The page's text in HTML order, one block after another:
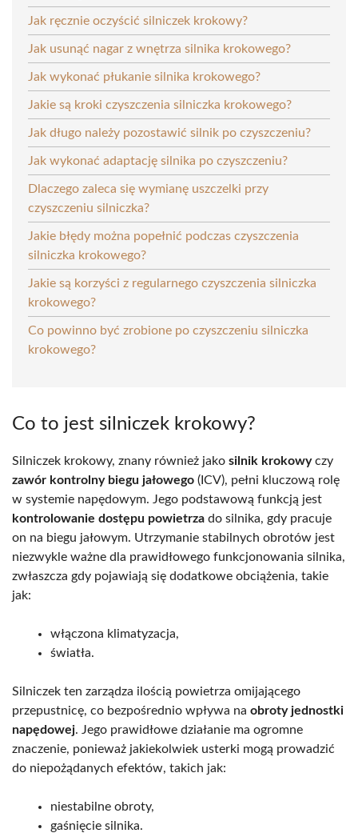
Jak ręcznie oczyścić silniczek krokowy?
Jak usunąć nagar z wnętrza silnika krokowego?
Jak wykonać płukanie silnika krokowego?
Jakie są kroki czyszczenia silniczka krokowego?
Jak długo należy pozostawić silnik po czyszczeniu?
Jak wykonać adaptację silnika po czyszczeniu?
Dlaczego zaleca się wymianę uszczelki przy
czyszczeniu silniczka?
Jakie błędy można popełnić podczas czyszczenia
silniczka krokowego?
Jakie są korzyści z regularnego czyszczenia silniczka
krokowego?
Co powinno być zrobione po czyszczeniu silniczka
krokowego?
Co to jest silniczek krokowy?
Silniczek krokowy, znany również jako silnik krokowyczy
zawór kontrolny biegu jałowego (ICV), pełni kluczową rolę
w systemie napędowym. Jego podstawową funkcją jest
kontrolowanie dostępu powietrza do silnika, gdy pracuje
on na biegu jałowym. Utrzymanie stabilnych obrotów jest
niezwykle ważne dla prawidłowego funkcjonowania silnika,
zwłaszcza gdy pojawiają się dodatkowe obciążenia, takie
jak:
włączona klimatyzacja,
światła.
Silniczek ten zarządza ilością powietrza omijającego
przepustnicę, co bezpośrednio wpływa na obroty jednostki
napędowej. Jego prawidłowe działanie ma ogromne
znaczenie, ponieważ jakiekolwiek usterki mogą prowadzić
do niepożądanych efektów, takich jak:
niestabilne obroty,
gaśnięcie silnika.